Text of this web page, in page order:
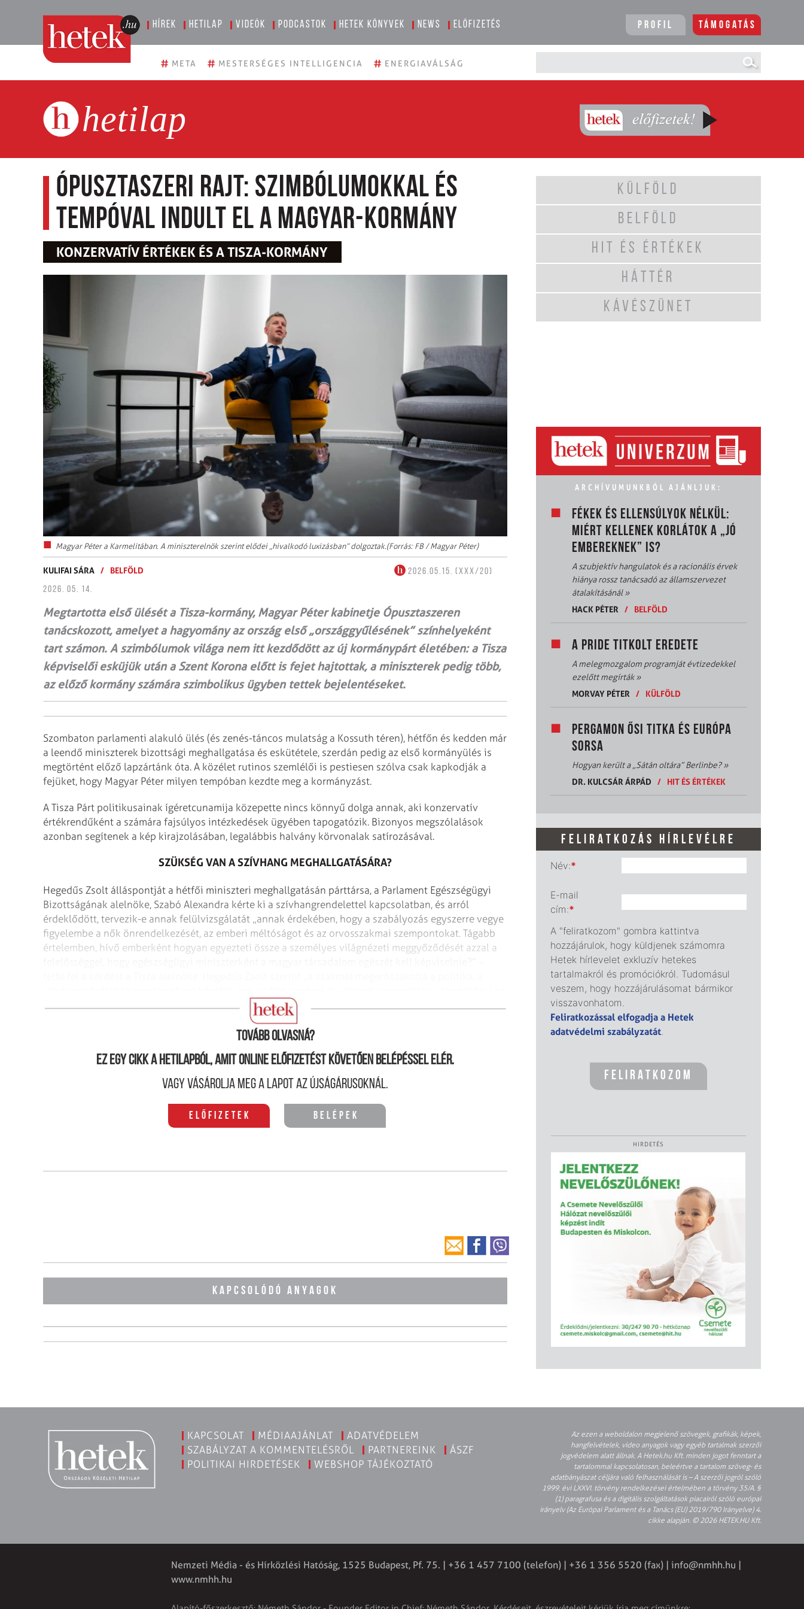
Hírek Hetilap Videók Podcastok Hetek könyvek News Előfizetés Profil Támogatás
# META # MESTERSÉGES INTELLIGENCIA # ENERGIAVÁLSÁG
hetilap
Ópusztaszeri rajt: Szimbólumokkal és
tempóval indult el a Magyar-kormány
KONZERVATÍV ÉRTÉKEK ÉS A TISZA-KORMÁNY
Magyar Péter a Karmelitában. A miniszterelnök szerint elődei „hivalkodó luxizásban” dolgoztak.(Forrás: FB / Magyar Péter)
KULIFAI SÁRA / BELFÖLD
2026.05.15. (XXX/20)
2026. 05. 14.
Megtartotta első ülését a Tisza-kormány, Magyar Péter kabinetje Ópusztaszeren
tanácskozott, amelyet a hagyomány az ország első „országgyűlésének” színhelyeként
tart számon. A szimbólumok világa nem itt kezdődött az új kormánypárt életében: a Tisza
képviselői esküjük után a Szent Korona előtt is fejet hajtottak, a miniszterek pedig több,
az előző kormány számára szimbolikus ügyben tettek bejelentéseket.
Szombaton parlamenti alakuló ülés (és zenés-táncos mulatság a Kossuth téren), hétfőn és kedden már
a leendő miniszterek bizottsági meghallgatása és eskütétele, szerdán pedig az első kormányülés is
megtörtént előző lapzártánk óta. A köz­élet rutinos szemlélői is pestiesen szólva csak kapkodják a
fejüket, hogy Magyar Péter milyen tempóban kezdte meg a kormányzást.
A Tisza Párt politikusainak ígéretcunamija közepette nincs könnyű dolga annak, aki konzervatív
értékrendűként a számára fajsúlyos intézkedések ügyében tapogatózik. Bizonyos megszólalások
azonban segítenek a kép kirajzolásában, legalábbis halvány körvonalak satírozásával.
SZÜKSÉG VAN A SZÍVHANG MEGHALLGATÁSÁRA?
Hegedűs Zsolt álláspontját a hétfői miniszteri meghallgatásán párttársa, a Parlament Egészségügyi
Bizottságának alelnöke, Szabó Alexandra kérte ki a szívhangrendelettel kapcsolatban, és arról
érdeklődött, tervezik-e annak felülvizsgálatát „annak érdekében, hogy a szabályozás egyszerre vegye
figyelembe a nők önrendelkezését, az emberi méltóságot és az orvosszakmai szempontokat. Tágabb
értelemben, hívő emberként hogyan egyezteti össze a személyes világnézeti meggyőződését azzal a
abortusz vagy az eutanázia kérdéskörét is – széles körű társadalmi egyeztetésre kell bocsátani”.
Tovább olvasná?
Ez egy cikk a hetilapból, amit online előfizetést követően belépéssel elér.
Vagy vásárolja meg a lapot az újságárusoknál.
Előfizetek Belépek
KAPCSOLÓDÓ ANYAGOK
KÜLFÖLD
BELFÖLD
HIT ÉS ÉRTÉKEK
HÁTTÉR
KÁVÉSZÜNET
ARCHÍVUMUNKBÓL AJÁNLJUK:
FÉKEK ÉS ELLENSÚLYOK NÉLKÜL:
MIÉRT KELLENEK KORLÁTOK A „JÓ
EMBEREKNEK” IS?
A szubjektív hangulatok és a racionális érvek
hiánya rossz tanácsadó az államszervezet
átalakításánál»
HACK PÉTER
/ BELFÖLD
A PRIDE TITKOLT EREDETE
A melegmozgalom programját évtizedekkel
ezelőtt megírták»
MORVAY PÉTER
/ KÜLFÖLD
PERGAMON ŐSI TITKA ÉS EURÓPA
SORSA
Hogyan került a „Sátán oltára” Berlinbe?»
DR. KULCSÁR ÁRPÁD
/ HIT ÉS ÉRTÉKEK
FELIRATKOZÁS HÍRLEVÉLRE
Név:*
E-mail
cím:*
A "feliratkozom" gombra kattintva
hozzájárulok, hogy küldjenek számomra
Hetek hírlevelet exkluzív hetekes
tartalmakról és promóciókról. Tudomásul
veszem, hogy hozzájárulásomat bármikor
visszavonhatom.
Feliratkozással elfogadja a Hetek
adatvédelmi szabályzatát.
HIRDETÉS
KAPCSOLAT MÉDIAAJÁNLAT
ADATVÉDELEM
SZABÁLYZAT A KOMMENTELÉSRŐL
PARTNEREINK
ÁSZF
POLITIKAI HIRDETÉSEK
WEBSHOP TÁJÉKOZTATÓ
Az ezen a weboldalon megjelenő szövegek, grafikák, képek,
hangfelvételek, video anyagok vagy egyéb tartalmak szerzői
jogvédelem alatt állnak. A Hetek.hu Kft. minden jogot fenntart a
tartalommal kapcsolatosan, beleértve a tartalom szöveg- és
adatbányászat céljára való felhasználását is – A szerzői jogról szóló
1999. évi LXXVI. törvény rendelkezései értelmében a törvény 35/A. §
(1) paragrafusa és a digitális szolgáltatások piacairól szóló európai
irányelv (Az Európai Parlament és a Tanács (EU) 2019/790 Irányelve) 4.
cikke alapján. © 2026 HETEK.HU Kft.
Nemzeti Média - és Hírközlési Hatóság, 1525 Budapest, Pf. 75. | +36 1 457 7100 (telefon) | +36 1 356 5520 (fax) | info@nmhh.hu
www.nmhh.hu